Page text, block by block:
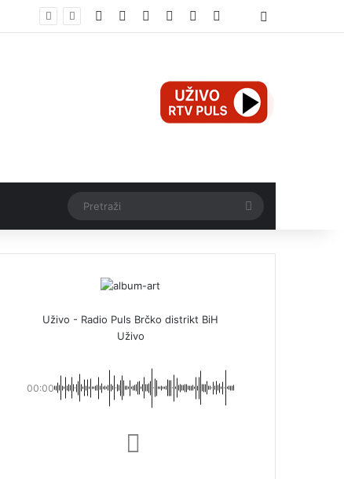
Facebook PinterestYouTubeInstagram Threads
Uživo - Radio Puls Brčko distrikt BiH
Uživo
00:00